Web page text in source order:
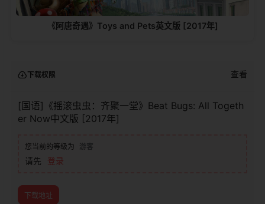
《阿唐奇遇》Toys and Pets英文版 [2017年]
下载权限 查看
[国语]《摇滚虫虫：齐聚一堂》Beat Bugs: All Togeth
er Now中文版 [2017年]
您当前的等级为 游客
请先 登录
下载地址